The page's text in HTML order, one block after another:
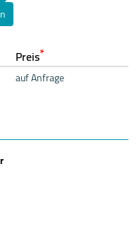
Preis*
auf Anfrage